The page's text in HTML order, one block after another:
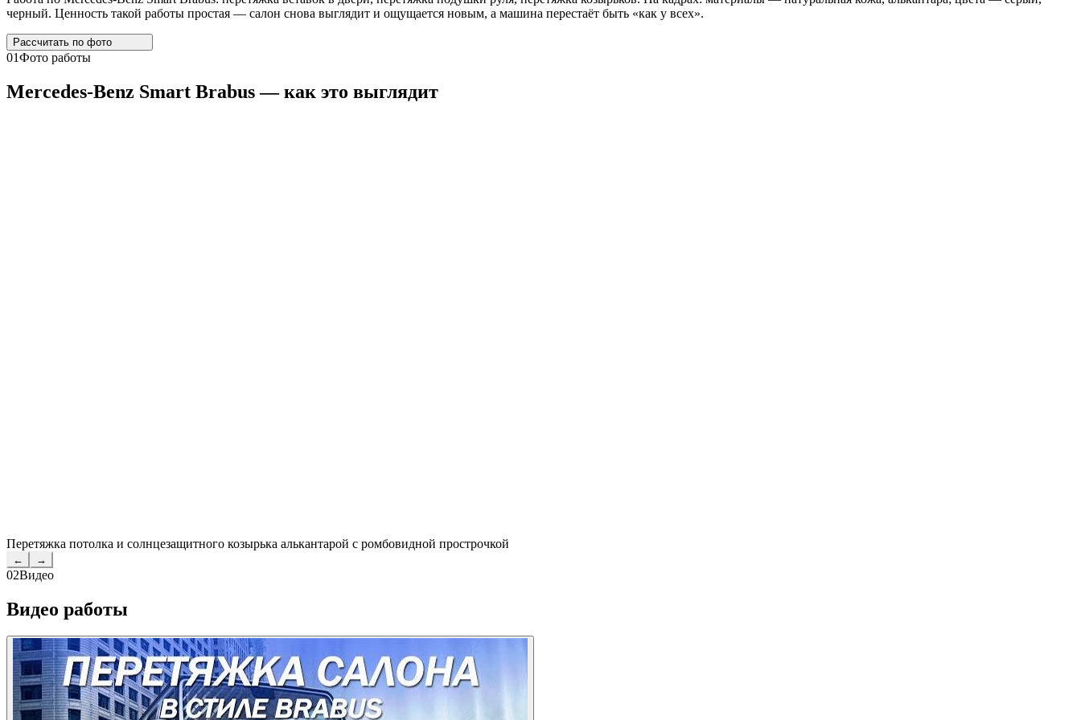
черный. Ценность такой работы простая — салон снова выглядит и ощущается новым, а машина перестаёт быть «как у всех».
Рассчитать по фото
01Фото работы
Mercedes-Benz Smart Brabus— как это выглядит
Перетяжка потолка и солнцезащитного козырька алькантарой с ромбовидной прострочкой
← →
02Видео
Видео работы